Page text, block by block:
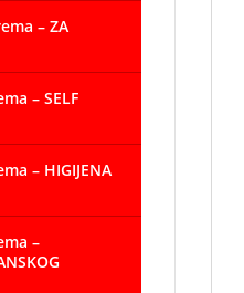
– ZA
– SELF
– HIGIJENA
–